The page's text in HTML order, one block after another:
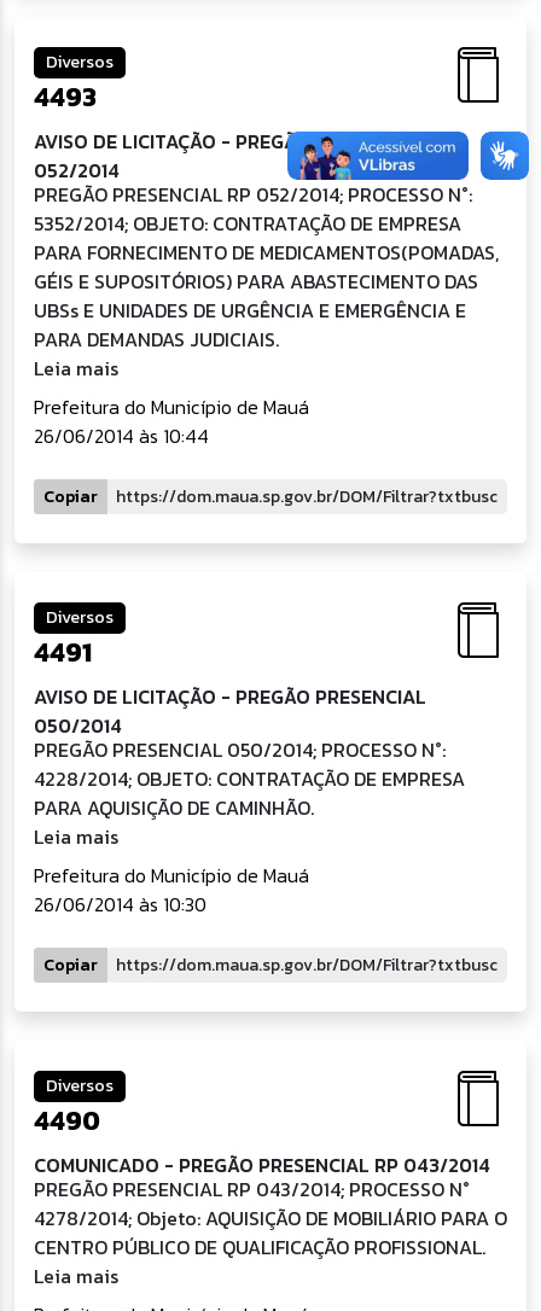
Diversos
4493
AVISO DE LICITAÇÃO - PREGÃO PRESENCIAL RP
052/2014
PREGÃO PRESENCIAL RP 052/2014; PROCESSO N°:
5352/2014; OBJETO: CONTRATAÇÃO DE EMPRESA
PARA FORNECIMENTO DE MEDICAMENTOS(POMADAS,
GÉIS E SUPOSITÓRIOS) PARA ABASTECIMENTO DAS
UBSs E UNIDADES DE URGÊNCIA E EMERGÊNCIA E
PARA DEMANDAS JUDICIAIS.
Leia mais
Prefeitura do Município de Mauá
26/06/2014 às 10:44
Copiar
Diversos
4491
AVISO DE LICITAÇÃO - PREGÃO PRESENCIAL
050/2014
PREGÃO PRESENCIAL 050/2014; PROCESSO N°:
4228/2014; OBJETO: CONTRATAÇÃO DE EMPRESA
PARA AQUISIÇÃO DE CAMINHÃO.
Leia mais
Prefeitura do Município de Mauá
26/06/2014 às 10:30
Copiar
Diversos
4490
COMUNICADO - PREGÃO PRESENCIAL RP 043/2014
PREGÃO PRESENCIAL RP 043/2014; PROCESSO N°
4278/2014; Objeto: AQUISIÇÃO DE MOBILIÁRIO PARA O
CENTRO PÚBLICO DE QUALIFICAÇÃO PROFISSIONAL.
Leia mais